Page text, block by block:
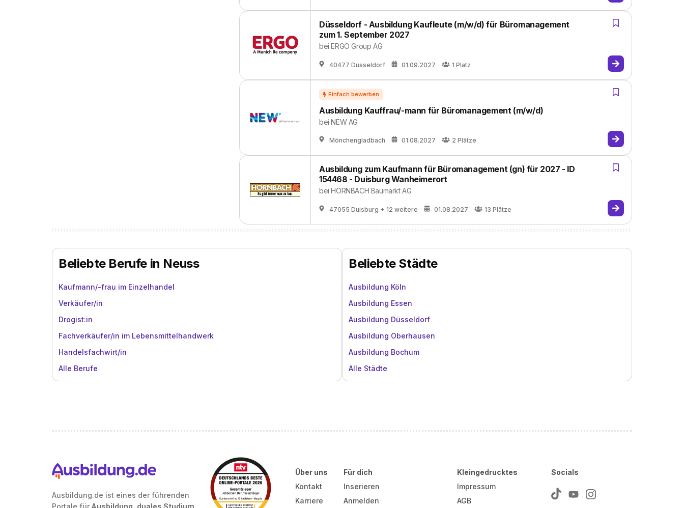
Düsseldorf - Ausbildung Kaufleute (m/w/d) für Büromanagement
zum 1. September 2027
beiERGO Group AG
40477 Düsseldorf 01.09.2027 1 Platz
Ausbildung Kauffrau/-mann für Büromanagement (m/w/d)
beiNEW AG
Mönchengladbach 01.08.2027 2 Plätze
Ausbildung zum Kaufmann für Büromanagement (gn) für 2027 - ID
154468 - Duisburg Wanheimerort
beiHORNBACH Baumarkt AG
47055 Duisburg + 12 weitere 01.08.2027 13 Plätze
Beliebte Berufe in Neuss
Kaufmann/-frau im Einzelhandel
Verkäufer/in
Drogist:in
Fachverkäufer/in im Lebensmittelhandwerk
Handelsfachwirt/in
Alle Berufe
Beliebte Städte
Ausbildung Köln
Ausbildung Essen
Ausbildung Düsseldorf
Ausbildung Oberhausen
Ausbildung Bochum
Alle Städte
Ausbildung.de ist eines der führenden
Portale für Ausbildung, duales Studium
Über uns
Kontakt
Karriere
Für dich
Inserieren
Anmelden
Kleingedrucktes
Impressum
AGB
Socials